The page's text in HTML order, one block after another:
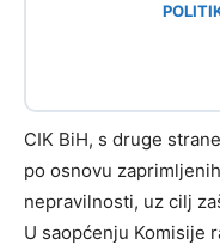
CIK BiH, s druge
po osnovu
nepravilnosti, uz cilj
U saopćenju Komisije